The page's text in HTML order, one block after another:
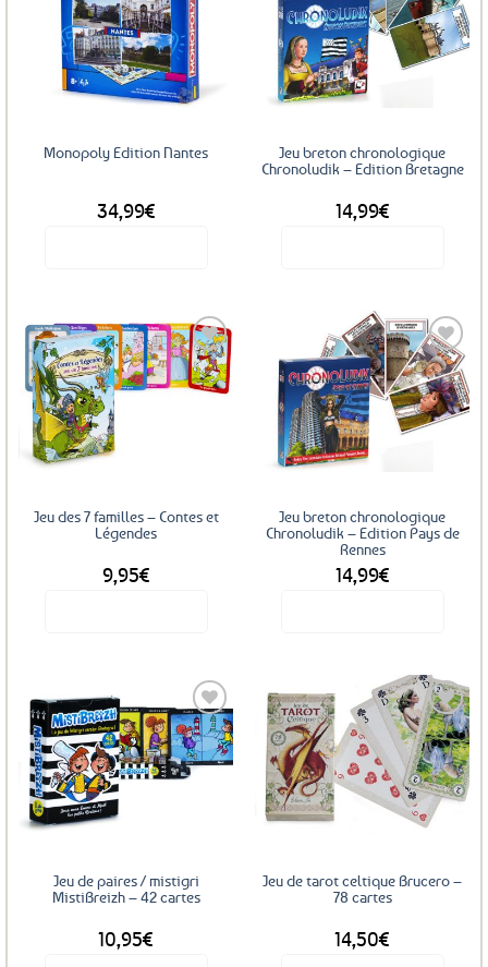
Ajouter
aux
favoris
Monopoly Edition Nantes
34,99€
Ajouter
aux
favoris
Jeu breton chronologique
Chronoludik – Edition Bretagne
14,99€
Jeu des 7 familles – Contes et
Légendes
9,95€
Ajouter
aux
favoris
Jeu breton chronologique
Chronoludik – Edition Pays de
Rennes
14,99€
Ajouter
Jeu de paires / mistigri
MistiBreizh – 42 cartes
10,95€
Ajouter
aux
favoris
Jeu de tarot celtique Brucero –
78 cartes
14,50€